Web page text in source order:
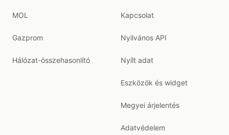
MOL
Gazprom
Hálózat-összehasonlító
Kapcsolat
Nyilvános API
Nyílt adat
Eszközök és widget
Megyei árjelentés
Adatvédelem